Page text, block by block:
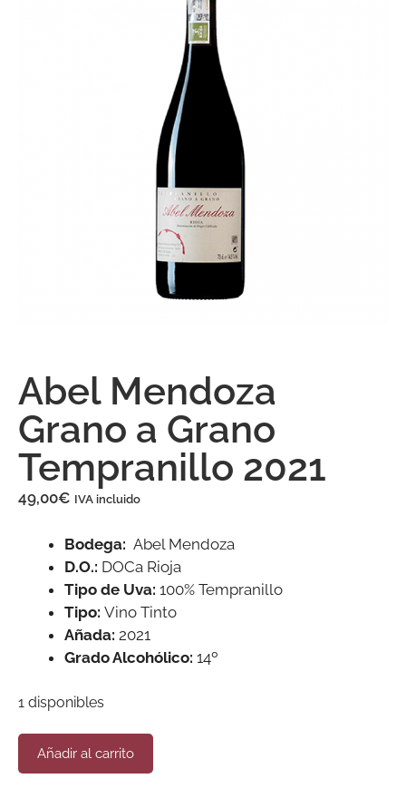
Abel Mendoza
Grano a Grano
Tempranillo 2021
49,00€ IVA incluido
Bodega: Abel Mendoza
D.O.: DOCa Rioja
Tipo de Uva: 100% Tempranillo
Tipo: Vino Tinto
Añada: 2021
Grado Alcohólico: 14º
1 disponibles
Añadir al carrito